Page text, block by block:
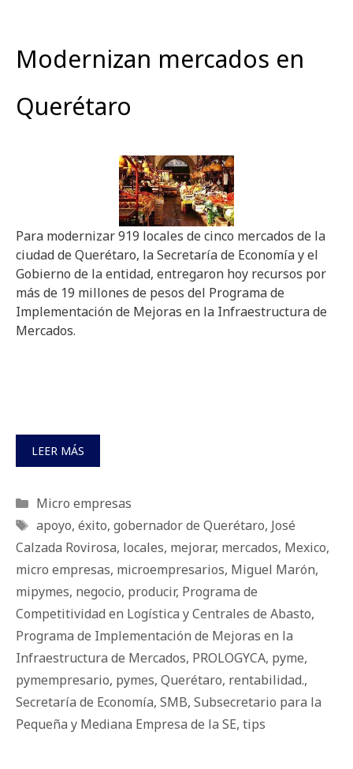
Modernizan mercados en
Querétaro
Para modernizar 919 locales de cinco mercados de la
ciudad de Querétaro, la Secretaría de Economía y el
Gobierno de la entidad, entregaron hoy recursos por
más de 19 millones de pesos del Programa de
Implementación de Mejoras en la Infraestructura de
Mercados.
LEER MÁS
Categorías
Micro empresas
Etiquetas
apoyo, éxito, gobernador de Querétaro, José
Calzada Rovirosa, locales, mejorar, mercados, Mexico,
micro empresas, microempresarios, Miguel Marón,
mipymes, negocio, producir, Programa de
Competitividad en Logística y Centrales de Abasto,
Programa de Implementación de Mejoras en la
Infraestructura de Mercados, PROLOGYCA, pyme,
pymempresario, pymes, Querétaro, rentabilidad.,
Secretaría de Economía, SMB, Subsecretario para la
Pequeña y Mediana Empresa de la SE, tips